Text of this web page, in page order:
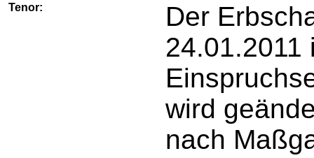
Tenor:
Der
24.01.2011
wird
nach